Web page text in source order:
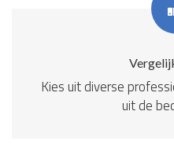
Kies uit diverse
uit de